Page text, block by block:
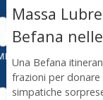
Massa
Befana
Una Befana
frazioni per
simpatiche